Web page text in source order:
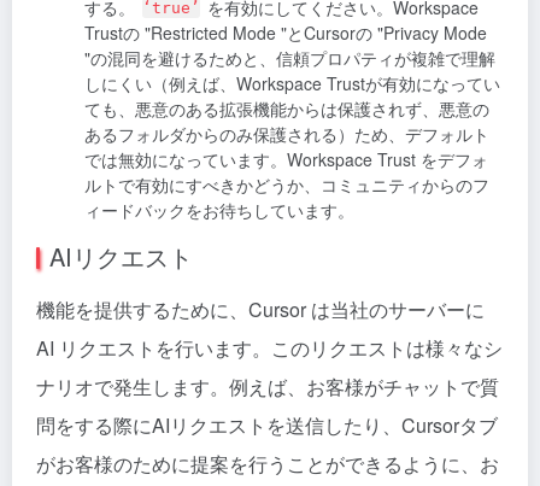
する。
‘true’
を有効にしてください。Workspace
Trustの "Restricted Mode "とCursorの "Privacy Mode
"の混同を避けるためと、信頼プロパティが複雑で理解
しにくい（例えば、Workspace Trustが有効になってい
ても、悪意のある拡張機能からは保護されず、悪意の
あるフォルダからのみ保護される）ため、デフォルト
では無効になっています。Workspace Trust をデフォ
ルトで有効にすべきかどうか、コミュニティからのフ
ィードバックをお待ちしています。
AIリクエスト
機能を提供するために、Cursor は当社のサーバーに
AI リクエストを行います。このリクエストは様々なシ
ナリオで発生します。例えば、お客様がチャットで質
問をする際にAIリクエストを送信したり、Cursorタブ
がお客様のために提案を行うことができるように、お